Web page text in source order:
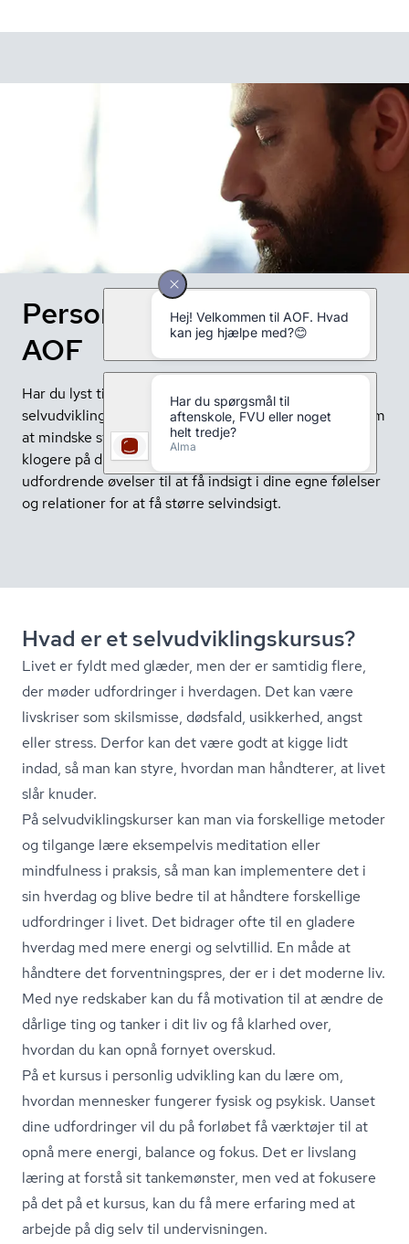
Personlig udvikling med
AOF
Har du lyst til at udvikle dig selv?Så kan du tage på
selvudviklingskursus hos AOF. Selvudvikling handler om
at mindske stress og finde indre ro. Du kan blive
klogere på dine egne tanker og få inspirerende og
udfordrende øvelser til at få indsigt i dine egne følelser
og relationer for at få større selvindsigt.
Hvad er et sel­v­ud­vik­lings­kur­sus?
Livet er fyldt med glæder, men der er samtidig flere,
der møder udfordringer i hverdagen. Det kan være
livskriser som skilsmisse, dødsfald, usikkerhed, angst
eller stress. Derfor kan det være godt at kigge lidt
indad, så man kan styre, hvordan man håndterer, at livet
slår knuder.
På sel­v­ud­vik­lings­kur­ser kan man via forskellige metoder
og tilgange lære eksempelvis meditation eller
mindfulness i praksis, så man kan implementere det i
sin hverdag og blive bedre til at håndtere forskellige
udfordringer i livet. Det bidrager ofte til en gladere
hverdag med mere energi og selvtillid. En måde at
håndtere det for­vent­nings­pres, der er i det moderne liv.
Med nye redskaber kan du få motivation til at ændre de
dårlige ting og tanker i dit liv og få klarhed over,
hvordan du kan opnå fornyet overskud.
På et kursus i personlig udvikling kan du lære om,
hvordan mennesker fungerer fysisk og psykisk. Uanset
dine udfordringer vil du på forløbet få værktøjer til at
opnå mere energi, balance og fokus. Det er livslang
læring at forstå sit tankemønster, men ved at fokusere
på det på et kursus, kan du få mere erfaring med at
arbejde på dig selv til undervisningen.